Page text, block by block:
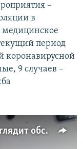
–
в
медицинское
период
коронавирусной
9 случаев –
Коронавирус в Крыму: как выглядит обсерватор под Евпаторией (видео)